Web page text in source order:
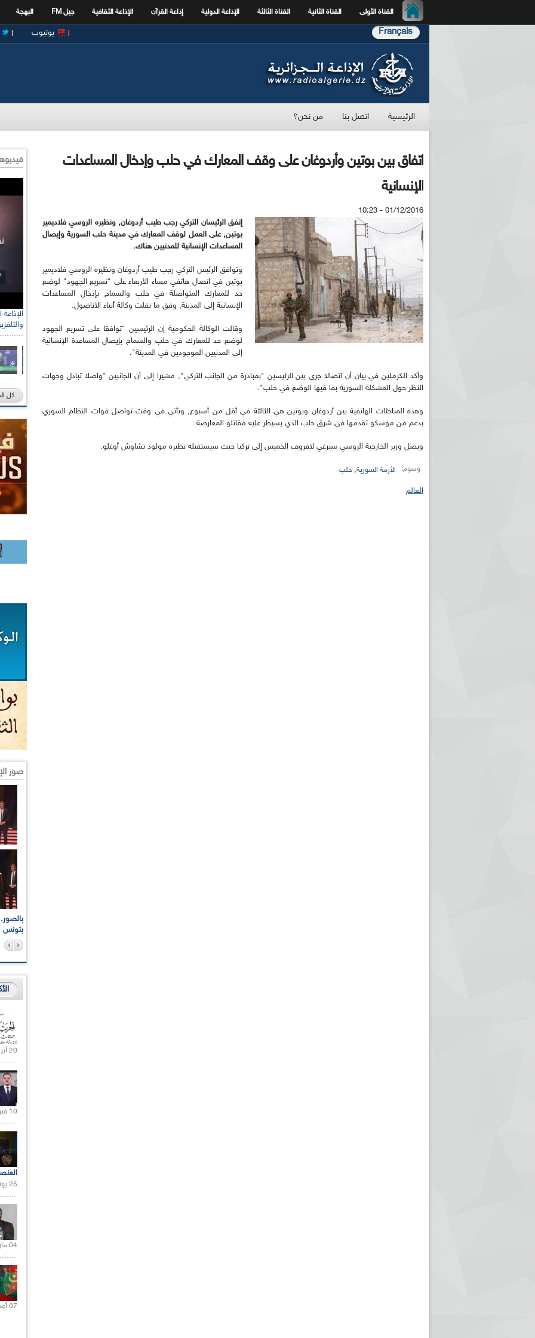
القناة الأولى القناة الثانية القناة الثالثة الإذاعة الدولية إذاعة القرآن الإذاعة الثقافية جيل FM البهجة
Français يوتيوب
الرئيسية اتصل بنا من نحن؟
اتفاق بين بوتين وأردوغان على وقف المعارك في حلب وإدخال المساعدات
الإنسانية
01/12/2016 - 10:23
إتفق الرئيسان التركي رجب طيب أردوغان, ونظيره الروسي فلاديمير
بوتين, على العمل لوقف المعارك في مدينة حلب السورية وإيصال
المساعدات الإنسانية للمدنيين هناك.
وتوافق الرئيس التركي رجب طيب أردوغان ونظيره الروسي فلاديمير
بوتين في اتصال هاتفي مساء الأربعاء على "تسريع الجهود" لوضع
حد للمعارك المتواصلة في حلب والسماح بإدخال المساعدات
الإنسانية إلى المدينة, وفق ما نقلت وكالة أنباء الأناضول.
وقالت الوكالة الحكومية إن الرئيسين "توافقا على تسريع الجهود
لوضع حد للمعارك في حلب والسماح بإيصال المساعدة الإنسانية
إلى المدنيين الموجودين في المدينة".
وأكد الكرملين في بيان أن اتصالا جرى بين الرئيسين "بمبادرة من الجانب التركي", مشيرا إلى أن الجانبين "واصلا تبادل وجهات
النظر حول المشكلة السورية بما فيها الوضع في حلب".
وهذه المباحثات الهاتفية بين أردوغان وبوتين هي الثالثة في أقل من أسبوع, وتأتي في وقت تواصل قوات النظام السوري
بدعم من موسكو تقدمها في شرق حلب الذي يسيطر عليه مقاتلو المعارضة.
ويصل وزير الخارجية الروسي سيرغي لافروف الخميس إلى تركيا حيث سيستقبله نظيره مولود تشاوش أوغلو.
وسوم: الأزمة السورية, حلب
العالم
كل
صور
بتونس
20 أبريل 2021 |
10 فبراير 2021 |
25 يونيو 2021 |
04 مارس 2020 |
07 أغسطس 2021 |